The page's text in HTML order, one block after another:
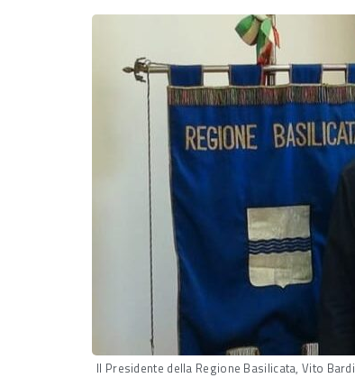
Il Presidente della Regione Basilicata, Vito Bardi